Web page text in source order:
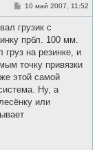
е
т
С
б
щ
н
и
10 май 2007, 11:52
грузик с
прбл. 100 мм.
на резинке, и
точку привязки
этой самой
Ну, а
или